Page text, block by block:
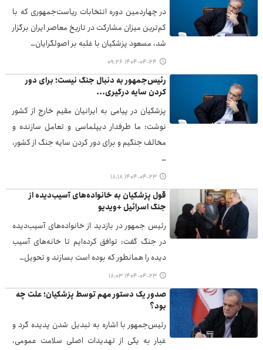
در چهاردمین دوره انتخابات ریاست‌جمهوری که با
کم‌ترین میزان مشارکت در تاریخ معاصر ایران برگزار
شد، مسعود پزشکیان با غلبه بر اصولگرایان…
۱۴۰۴-۰۴-۲۴ ۰۹:۲۶
رئیس‌جمهور به دنبال جنگ نیست؛ برای دور
کردن سایه درگیری...
پزشکیان در پیامی به ایرانیان مقیم خارج از کشور
نوشت: ما طرفدار دیپلماسی و تعامل سازنده و
مخالف جنگیم و برای دور کردن سایه جنگ از کشور،
…
۱۴۰۴-۰۴-۲۳ ۱۸:۱۸
قول پزشکیان به خانواده‌های آسیب‌دیده از
جنگ اسرائیل +ویدیو
رئیس جمهور در بازدید از خانواده‌های آسیب‌دیده
در جنگ گفت: توافق کرده‌ایم تا خانه‌های آسیب
دیده را همانطور که بوده است بسازند و تحویل…
۱۴۰۴-۰۴-۲۳ ۱۸:۰۳
صدور یک دستور مهم توسط پزشکیان؛ علت چه
بود؟
رئیس‌جمهور با اشاره به تبدیل شدن پدیده گرد و
غبار به یکی از تهدیدات اصلی سلامت عمومی،